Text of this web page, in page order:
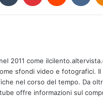
2011 come
sfondi video e fotografici.
nel corso del tempo. Da
offre informazioni sul